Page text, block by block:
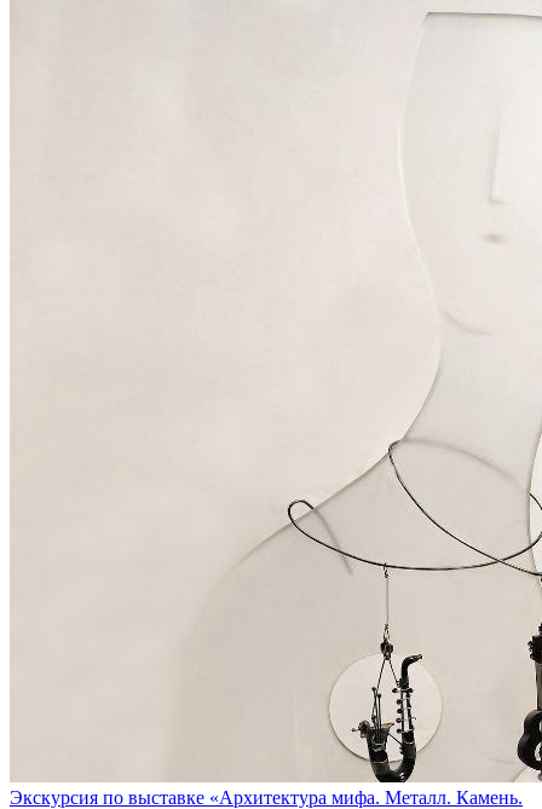
Экскурсия по выставке «Архитектура мифа. Металл. Камень.